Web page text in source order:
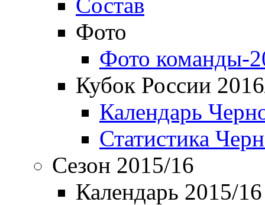
Фото
Фото команды-
Кубок России
Календарь
Статистика
Сезон 2015/16
Календарь 2015/16